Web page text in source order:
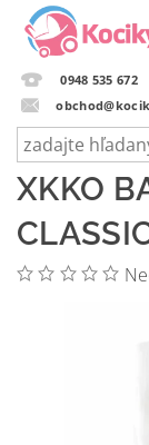
0948 535 672
XKKO